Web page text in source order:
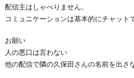
配信主はしゃべりません。
コミュニケーションは基本的にチャット
お願い
人の悪口は言わない
他の配信で隣の久保田さんの名前を出さ